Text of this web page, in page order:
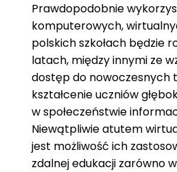
Prawdopodobnie
komputerowych,
polskich szkołach będzie
latach, między innymi ze
dostęp do nowoczesnych
kształcenie uczniów
w społeczeństwie
Niewątpliwie atutem
jest możliwość ich
zdalnej edukacji zarówno